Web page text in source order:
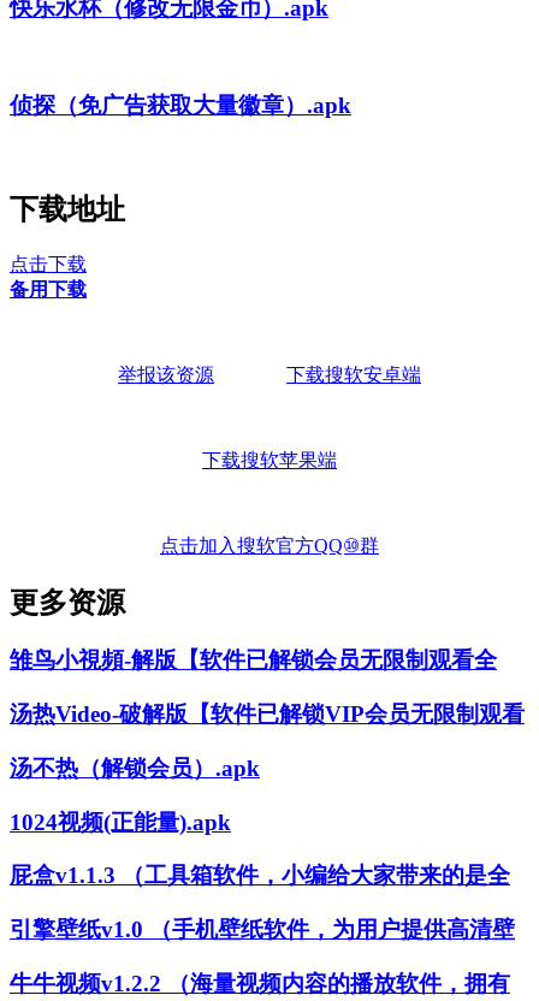
快乐水杯（修改无限金币）.apk
侦探（免广告获取大量徽章）.apk
下载地址
点击下载
备用下载
举报该资源 下载搜软安卓端
下载搜软苹果端
点击加入搜软官方QQ⑩群
更多资源
雏鸟小視頻-解版【软件已解锁会员无限制观看全
汤热Video-破解版【软件已解锁VIP会员无限制观看
汤不热（解锁会员）.apk
1024视频(正能量).apk
屁盒v1.1.3 （工具箱软件，小编给大家带来的是全
引擎壁纸v1.0 （手机壁纸软件，为用户提供高清壁
牛牛视频v1.2.2 （海量视频内容的播放软件，拥有